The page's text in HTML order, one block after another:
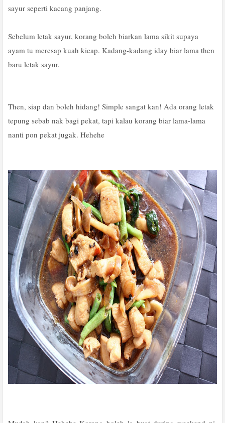
sayur seperti kacang panjang.
Sebelum letak sayur, korang boleh biarkan lama sikit supaya
ayam tu meresap kuah kicap. Kadang-kadang iday biar lama then
baru letak sayur.
Then, siap dan boleh hidang! Simple sangat kan! Ada orang letak
tepung sebab nak bagi pekat, tapi kalau korang biar lama-lama
nanti pon pekat jugak. Hehehe